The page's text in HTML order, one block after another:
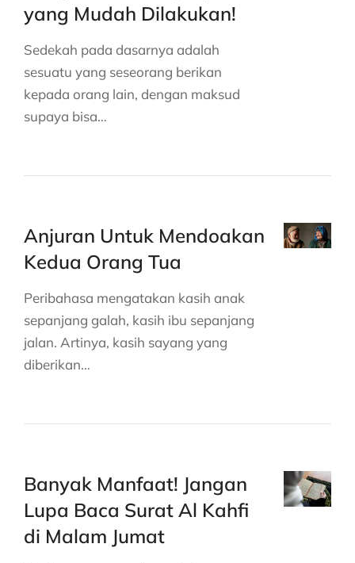
yang Mudah Dilakukan!
Sedekah pada dasarnya adalah
sesuatu yang seseorang berikan
kepada orang lain, dengan maksud
supaya bisa…
Anjuran Untuk Mendoakan
Kedua Orang Tua
Peribahasa mengatakan kasih anak
sepanjang galah, kasih ibu sepanjang
jalan. Artinya, kasih sayang yang
diberikan…
Banyak Manfaat! Jangan
Lupa Baca Surat Al Kahfi
di Malam Jumat